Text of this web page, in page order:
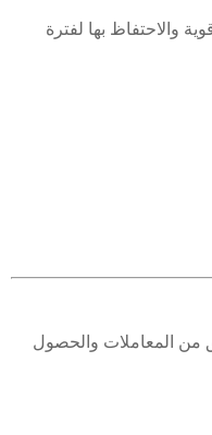
والاحتفاظ بها لفترة
من المعاملات والحصول